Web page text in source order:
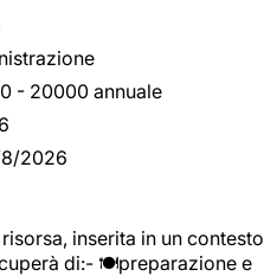
- 20000 annuale
2026
inserita in un contesto
di:- 🍽️preparazione e